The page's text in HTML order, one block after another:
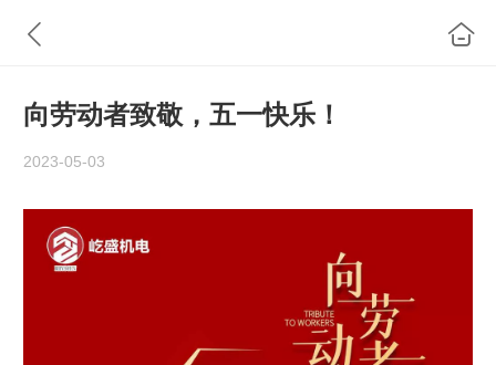
向劳动者致敬，五一快乐！
2023-05-03